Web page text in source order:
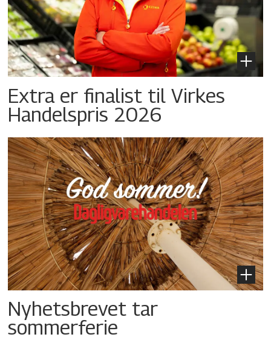
Extra er finalist til Virkes
Handelspris 2026
Nyhetsbrevet tar
sommerferie